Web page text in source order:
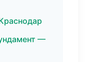
—